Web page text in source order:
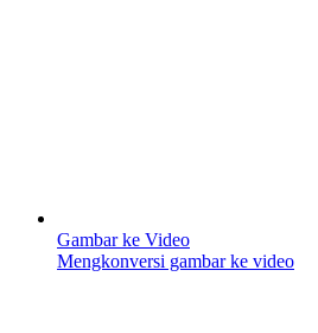
Gambar ke Video
Mengkonversi gambar ke video